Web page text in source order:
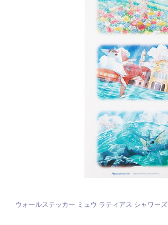
ウォールステッカー ミュウ ラティアス シャワーズ